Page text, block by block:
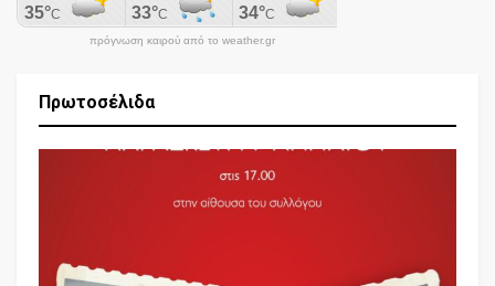
πρόγνωση καιρού από το weather.gr
Πρωτοσέλιδα